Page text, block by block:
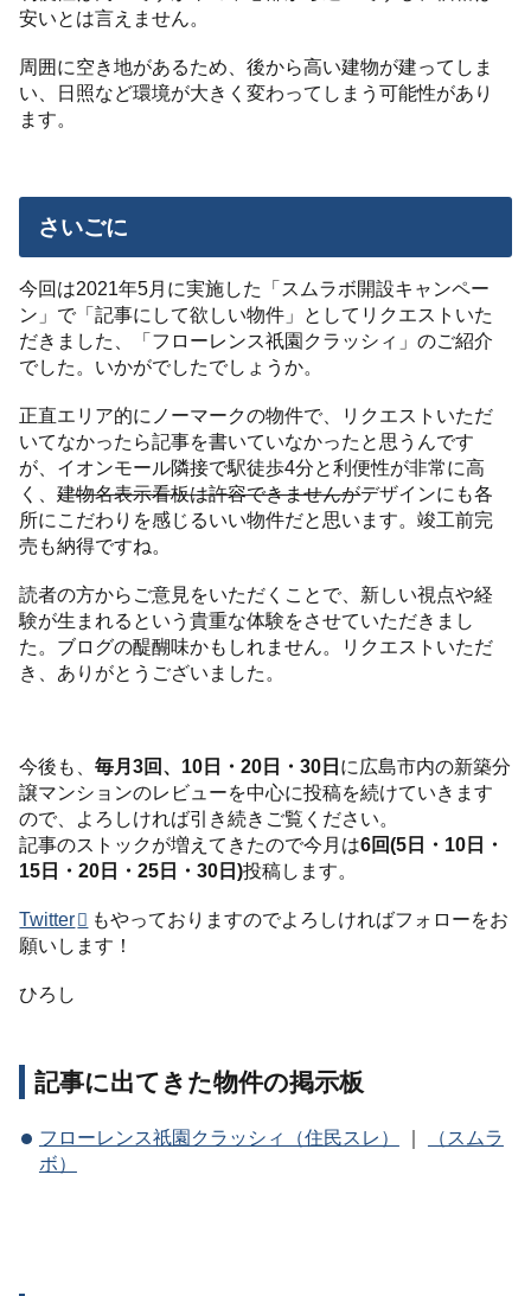
安いとは言えません。
周囲に空き地があるため、後から高い建物が建ってしま
い、日照など環境が大きく変わってしまう可能性があり
ます。
さいごに
今回は2021年5月に実施した「スムラボ開設キャンペー
ン」で「記事にして欲しい物件」としてリクエストいた
だきました、「フローレンス祇園クラッシィ」のご紹介
でした。いかがでしたでしょうか。
正直エリア的にノーマークの物件で、リクエストいただ
いてなかったら記事を書いていなかったと思うんです
が、イオンモール隣接で駅徒歩4分と利便性が非常に高
く、建物名表示看板は許容できませんがデザインにも各
所にこだわりを感じるいい物件だと思います。竣工前完
売も納得ですね。
読者の方からご意見をいただくことで、新しい視点や経
験が生まれるという貴重な体験をさせていただきまし
た。ブログの醍醐味かもしれません。リクエストいただ
き、ありがとうございました。
今後も、毎月3回、10日・20日・30日 に広島市内の新築分
譲マンションのレビューを中心に投稿を続けていきます
ので、よろしければ引き続きご覧ください。
記事のストックが増えてきたので今月は6回(5日・10日・
15日・20日・25日・30日)投稿します。
Twitter
もやっておりますのでよろしければフォローをお
願いします！
ひろし
記事に出てきた物件の掲示板
フローレンス祇園クラッシィ（住民スレ） ｜
（スムラ
ボ）